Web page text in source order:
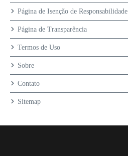
Página de Isenção de Responsabilidade
Página de Transparência
Termos de Uso
Sobre
Contato
Sitemap